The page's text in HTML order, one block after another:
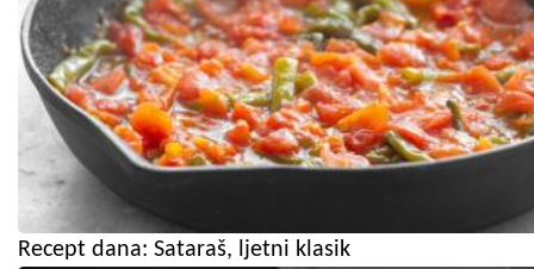
Recept dana: Sataraš, ljetni klasik